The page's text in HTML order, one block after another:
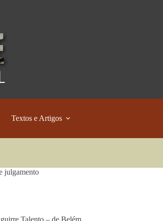
Textos e Artigos
julgamento
Talento – de Belém